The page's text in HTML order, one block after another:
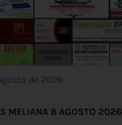
de 2026
MELIANA 8 AGOSTO 2026